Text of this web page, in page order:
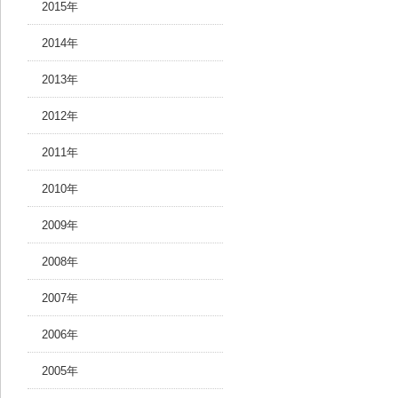
2015年
2014年
2013年
2012年
2011年
2010年
2009年
2008年
2007年
2006年
2005年